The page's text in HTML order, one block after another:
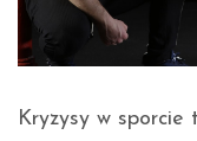
Kryzysy w